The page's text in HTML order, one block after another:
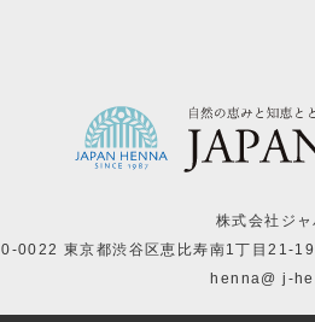
株式会社ジ
0022 東京都渋谷区恵比寿南1丁目21-19
henna@ j-